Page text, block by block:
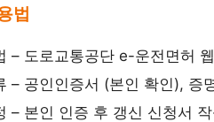
법
– 도로교통공단 e-운전면허
– 공인인증서 (본인 확인), 증
– 본인 인증 후 갱신 신청서